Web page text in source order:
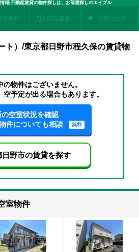
報|不動産賃貸の物件探しは、お部屋探しのエイブル
存条件 閲覧履歴 お気に入り
ト）/東京都日野市程久保の賃貸物
の物件はございません。
予定が出る場合もあります。
の空室状況を確認
件についても相談
無料
日野市の賃貸を探す
室物件